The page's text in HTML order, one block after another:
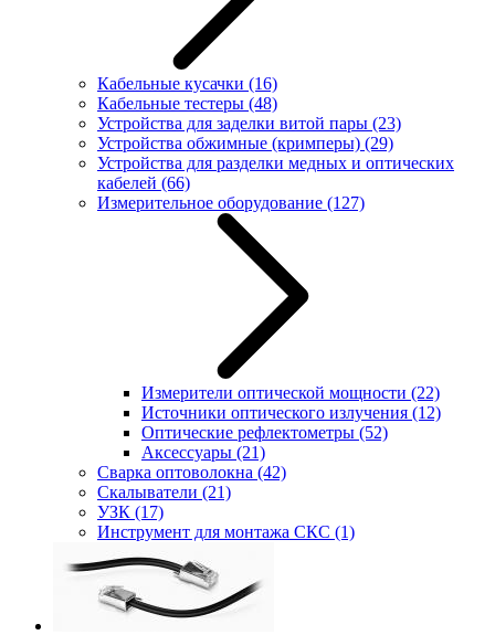
Кабельные кусачки (16)
Кабельные тестеры (48)
Устройства для заделки витой пары (23)
Устройства обжимные (кримперы) (29)
Устройства для разделки медных и оптических
кабелей (66)
Измерительное оборудование (127)
Измерители оптической мощности (22)
Источники оптического излучения (12)
Оптические рефлектометры (52)
Аксессуары (21)
Сварка оптоволокна (42)
Скалыватели (21)
УЗК (17)
Инструмент для монтажа СКС (1)